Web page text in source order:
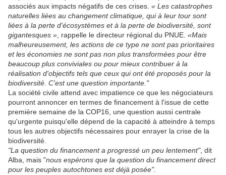
associés aux impacts négatifs de ces crises. « Les catastrophes
naturelles liées au changement climatique, qui à leur tour sont
liées à la perte d'écosystèmes et à la perte de biodiversité, sont
gigantesques » , rappelle le directeur régional du PNUE. «Mais
malheureusement, les actions de ce type ne sont pas prioritaires
et les économies ne sont pas non plus transformées pour être
beaucoup plus conviviales ou pour mieux contribuer à la
réalisation d'objectifs tels que ceux qui ont été proposés pour la
biodiversité. C'est une question importante."
La société civile attend avec impatience ce que les négociateurs
pourront annoncer en termes de financement à l'issue de cette
première semaine de la COP16, une question aussi centrale
qu'urgente puisqu'elle dépend de la capacité à atteindre à temps
tous les autres objectifs nécessaires pour enrayer la crise de la
biodiversité.
"La question du financement a progressé un peu lentement", dit
Alba, mais "nous espérons que la question du financement direct
pour les peuples autochtones est déjà posée".